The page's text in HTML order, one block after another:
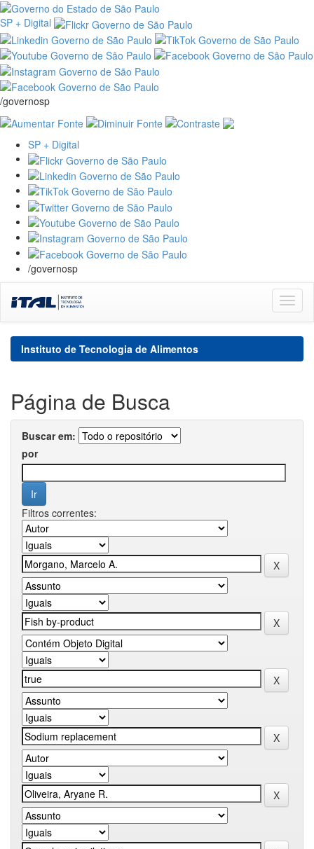
SP + Digital
/governosp
SP + Digital
/governosp
navigation
Instituto de Tecnologia de Alimentos
Página de Busca
Buscar em:
por
Filtros correntes: